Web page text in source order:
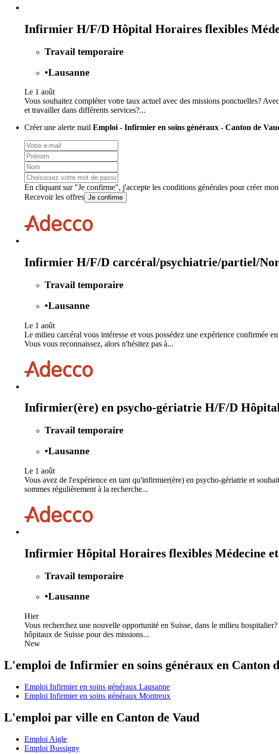
Infirmier H/F/D Hôpital Horaires flexibles
Travail temporaire
•Lausanne
Le 1 août
Vous souhaitez compléter votre taux actuel avec des missions ponctuelles?
et travailler dans différents services?...
Créer une alerte mail Emploi - Infirmier en soins généraux - Canton de
En cliquant sur "Je confirme", j'accepte les conditions générales pour créer
Recevoir les offres Je confirme
Infirmier H/F/D carcéral/psychiatrie/partiel/
Travail temporaire
•Lausanne
Le 1 août
Le milieu carcéral vous intéresse et vous possédez une expérience confirmée
Vous vous reconnaissez, alors n'hésitez pas à...
Infirmier(ère) en psycho-gériatrie H/F/D
Travail temporaire
•Lausanne
Le 1 août
Vous avez de l'expérience en tant qu'infirmier(ère) en psycho-gériatrie et
sommes régulièrement à la recherche...
Infirmier Hôpital Horaires flexibles Médecine
Travail temporaire
•Lausanne
Hier
Vous recherchez une nouvelle opportunité en Suisse, dans le milieu
hôpitaux de Suisse pour des missions...
New
L'emploi de Infirmier en soins généraux en Canton
Emploi Infirmier en soins généraux Lausanne
Emploi Infirmier en soins généraux Montreux
L'emploi par ville en Canton de Vaud
Emploi Aigle
Emploi Bussigny